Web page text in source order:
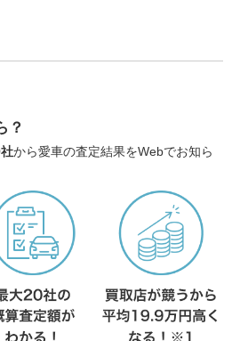
？
から愛車の査定結果をWebでお知ら